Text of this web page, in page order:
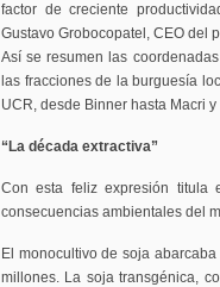
factor de creciente
Gustavo Grobocopatel, CEO del
Así se resumen las
las fracciones de la burguesía
UCR, desde Binner hasta Macri
“La década extractiva”
Con esta feliz expresión titula
consecuencias ambientales del
El monocultivo de soja
millones. La soja transgénica,